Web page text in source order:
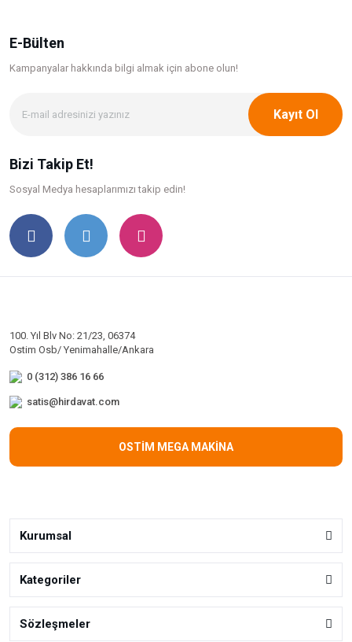
E-Bülten
Kampanyalar hakkında bilgi almak için abone olun!
Kayıt Ol
Bizi Takip Et!
Sosyal Medya hesaplarımızı takip edin!
100. Yıl Blv No: 21/23, 06374
Ostim Osb/ Yenimahalle/Ankara
0 (312) 386 16 66
satis@hirdavat.com
OSTİM MEGA MAKİNA
Kurumsal
Kategoriler
Sözleşmeler